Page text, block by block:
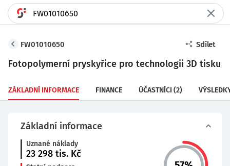
FW01010650 Sdílet
Fotopolymerní pryskyřice pro technologii 3D tisku
ZÁKLADNÍ INFORMACE FINANCE ÚČASTNÍCI (2)
Základní informace
Uznané náklady
23 298 tis. Kč